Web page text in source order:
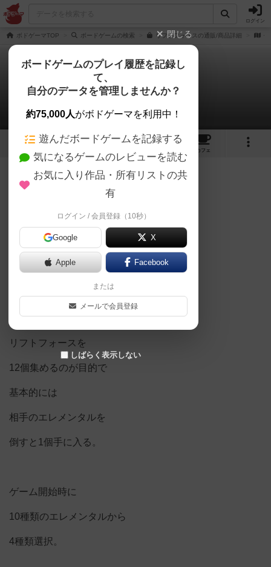
ログイン
ボドゲーマTOP ボードゲームの検索 リフトフォースの通販/商品詳細 作
リフトフォース
ワタルさんのレビュー
1 5
カフェ
292名 3名 0 6ヶ月前
バトルラインに戦闘要素を
足したようなゲーム。
リフトフォースを
12個集めるのが目的で
基本的には
相手のエレメンタルを
倒すと1個手に入る。
ゲーム開始時に
10種類のエレメンタルから
4種類選択。
閉じる
ボードゲームのプレイ履歴を記録し
て、
自分のデータを管理しませんか？
約75,000人がボドゲーマを利用中！
遊んだボードゲームを記録する
気になるゲームのレビューを読む
お気に入り作品・所有リストの共
有
ログイン / 会員登録（10秒）
Google X
Apple Facebook
または
メールで会員登録
しばらく表示しない